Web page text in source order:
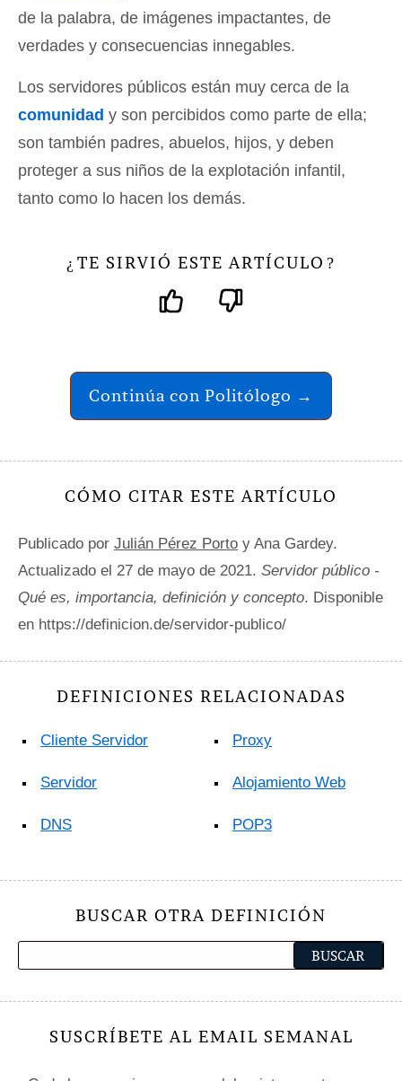
de la palabra, de imágenes impactantes, de
verdades y consecuencias innegables.
Los servidores públicos están muy cerca de la
comunidad y son percibidos como parte de ella;
son también padres, abuelos, hijos, y deben
proteger a sus niños de la explotación infantil,
tanto como lo hacen los demás.
¿ TE SIRVIÓ ESTE ARTÍCULO ?
Continúa con Politólogo →
CÓMO CITAR ESTE ARTÍCULO
Publicado por Julián Pérez Porto y Ana Gardey.
Actualizado el 27 de mayo de 2021. Servidor público -
Qué es, importancia, definición y concepto. Disponible
en https://definicion.de/servidor-publico/
DEFINICIONES RELACIONADAS
Cliente Servidor
Servidor
DNS
Proxy
Alojamiento Web
POP3
BUSCAR OTRA DEFINICIÓN
SUSCRÍBETE AL EMAIL SEMANAL